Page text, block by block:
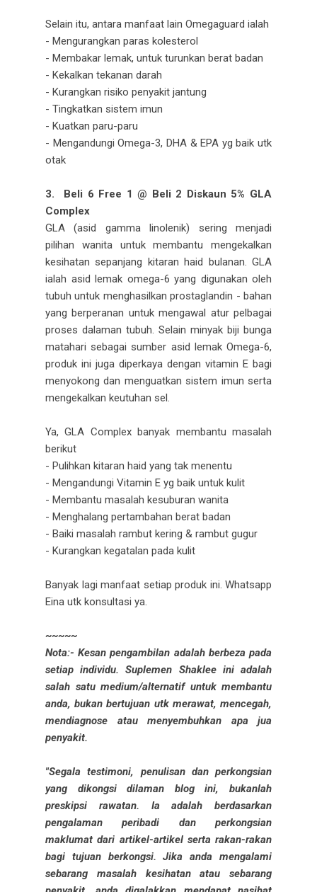
Selain itu, antara manfaat lain Omegaguard ialah
- Mengurangkan paras kolesterol
- Membakar lemak, untuk turunkan berat badan
- Kekalkan tekanan darah
- Kurangkan risiko penyakit jantung
- Tingkatkan sistem imun
- Kuatkan paru-paru
- Mengandungi Omega-3, DHA & EPA yg baik utk
otak
3. Beli 6 Free 1 @ Beli 2 Diskaun 5% GLA
Complex
GLA (asid gamma linolenik) sering menjadi
pilihan wanita untuk membantu mengekalkan
kesihatan sepanjang kitaran haid bulanan. GLA
ialah asid lemak omega-6 yang digunakan oleh
tubuh untuk menghasilkan prostaglandin - bahan
yang berperanan untuk mengawal atur pelbagai
proses dalaman tubuh. Selain minyak biji bunga
matahari sebagai sumber asid lemak Omega-6,
produk ini juga diperkaya dengan vitamin E bagi
menyokong dan menguatkan sistem imun serta
mengekalkan keutuhan sel.
Ya, GLA Complex banyak membantu masalah
berikut
- Pulihkan kitaran haid yang tak menentu
- Mengandungi Vitamin E yg baik untuk kulit
- Membantu masalah kesuburan wanita
- Menghalang pertambahan berat badan
- Baiki masalah rambut kering & rambut gugur
- Kurangkan kegatalan pada kulit
Banyak lagi manfaat setiap produk ini. Whatsapp
Eina utk konsultasi ya.
~~~~~
Nota:- Kesan pengambilan adalah berbeza pada
setiap individu. Suplemen Shaklee ini adalah
salah satu medium/alternatif untuk membantu
anda, bukan bertujuan utk merawat, mencegah,
mendiagnose atau menyembuhkan apa jua
penyakit.
"Segala testimoni, penulisan dan perkongsian
yang dikongsi dilaman blog ini, bukanlah
preskipsi rawatan. Ia adalah berdasarkan
pengalaman peribadi dan perkongsian
maklumat dari artikel-artikel serta rakan-rakan
bagi tujuan berkongsi. Jika anda mengalami
sebarang masalah kesihatan atau sebarang